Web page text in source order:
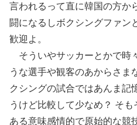
言われるって直に韓国の方か
闘になるしボクシングファン
歓迎よ。
そういやサッカーとかで時
うな選手や観客のあからさま
クシングの試合ではあんま記
うけど比較して少なめ？ そも
ある意味感情的で原始的な競